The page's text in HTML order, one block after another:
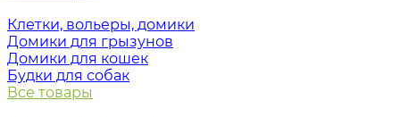
Клетки, вольеры, домики
Домики для грызунов
Домики для кошек
Будки для собак
Все товары